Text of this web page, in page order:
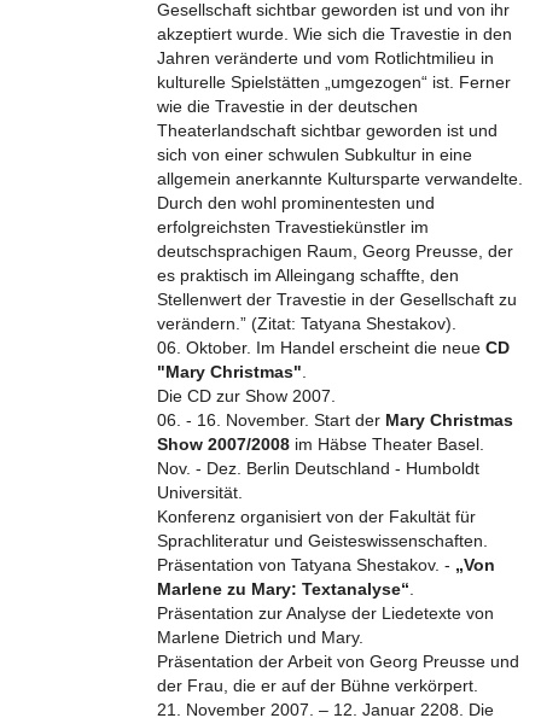
Gesellschaft sichtbar geworden ist und von ihr
akzeptiert wurde. Wie sich die Travestie in den
Jahren veränderte und vom Rotlichtmilieu in
kulturelle Spielstätten „umgezogen“ ist. Ferner
wie die Travestie in der deutschen
Theaterlandschaft sichtbar geworden ist und
sich von einer schwulen Subkultur in eine
allgemein anerkannte Kultursparte verwandelte.
Durch den wohl prominentesten und
erfolgreichsten Travestiekünstler im
deutschsprachigen Raum, Georg Preusse, der
es praktisch im Alleingang schaffte, den
Stellenwert der Travestie in der Gesellschaft zu
verändern.” (Zitat: Tatyana Shestakov).
06. Oktober. Im Handel erscheint die neue CD
"Mary Christmas"
Die CD zur Show 2007.
06. - 16. November. Start der Mary Christmas
Show 2007/2008 im Häbse Theater Basel.
Nov. - Dez. Berlin Deutschland - Humboldt
Universität.
Konferenz organisiert von der Fakultät für
Sprachliteratur und Geisteswissenschaften.
Präsentation von Tatyana Shestakov. - „Von
Marlene zu Mary: Textanalyse“
Präsentation zur Analyse der Liedetexte von
Marlene Dietrich und Mary.
Präsentation der Arbeit von Georg Preusse und
der Frau, die er auf der Bühne verkörpert.
21. November 2007. – 12. Januar 2208. Die